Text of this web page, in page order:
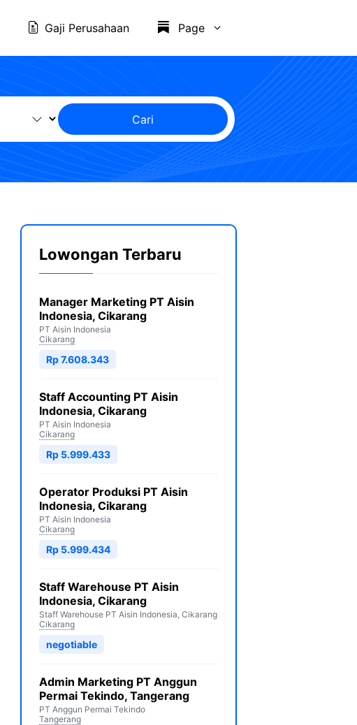
Gaji Perusahaan Page
Cari
Lowongan Terbaru
Manager Marketing PT Aisin
Indonesia, Cikarang
PT Aisin Indonesia
Cikarang
Rp 7.608.343
Staff Accounting PT Aisin
Indonesia, Cikarang
PT Aisin Indonesia
Cikarang
Rp 5.999.433
Operator Produksi PT Aisin
Indonesia, Cikarang
PT Aisin Indonesia
Cikarang
Rp 5.999.434
Staff Warehouse PT Aisin
Indonesia, Cikarang
Staff Warehouse PT Aisin Indonesia, Cikarang
Cikarang
negotiable
Admin Marketing PT Anggun
Permai Tekindo, Tangerang
PT Anggun Permai Tekindo
Tangerang